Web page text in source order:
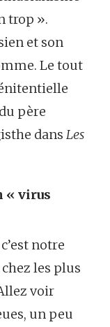
trop ».
et son
Le tout
père
dans Les
« virus
notre
les plus
voir
un peu